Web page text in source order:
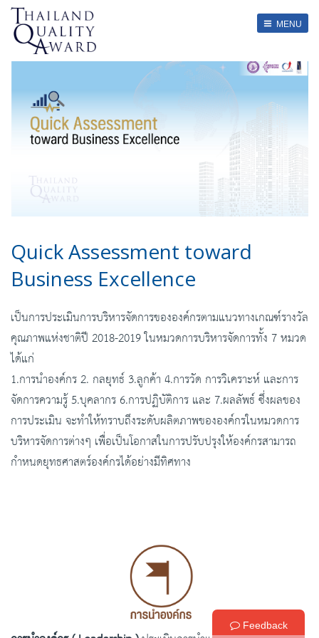
MENU
Feedback
Quick Assessment toward
Business Excellence
เป็นการประเมินการบริหารจัดการขององค์กรตามแนวทางเกณฑ์รางวัล
คุณภาพแห่งชาติปี 2018-2019 ในหมวดการบริหารจัดการทั้ง 7 หมวด
ได้แก่
1.การนำองค์กร 2. กลยุทธ์ 3.ลูกค้า 4.การวัด การวิเคราะห์ และการ
จัดการความรู้ 5.บุคลากร 6.การปฏิบัติการ และ 7.ผลลัพธ์ ซึ่งผลของ
การประเมิน จะทำให้ทราบถึงระดับผลิตภาพขององค์กรในหมวดการ
บริหารจัดการต่างๆ เพื่อเป็นโอกาสในการปรับปรุงให้องค์กรสามารถ
กำหนดยุทธศาสตร์องค์กรได้อย่างมีทิศทาง
SERVICES
HOME
About
Register
Contact